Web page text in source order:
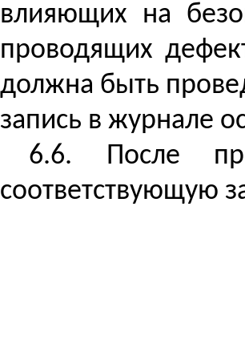
влияющих на
проводящих
должна быть
запись в журнале
6.6. После
соответствующую